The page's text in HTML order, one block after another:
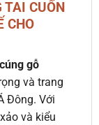
TAI CUỐN
CHO
gỗ
và trang
Đông. Với
và kiểu